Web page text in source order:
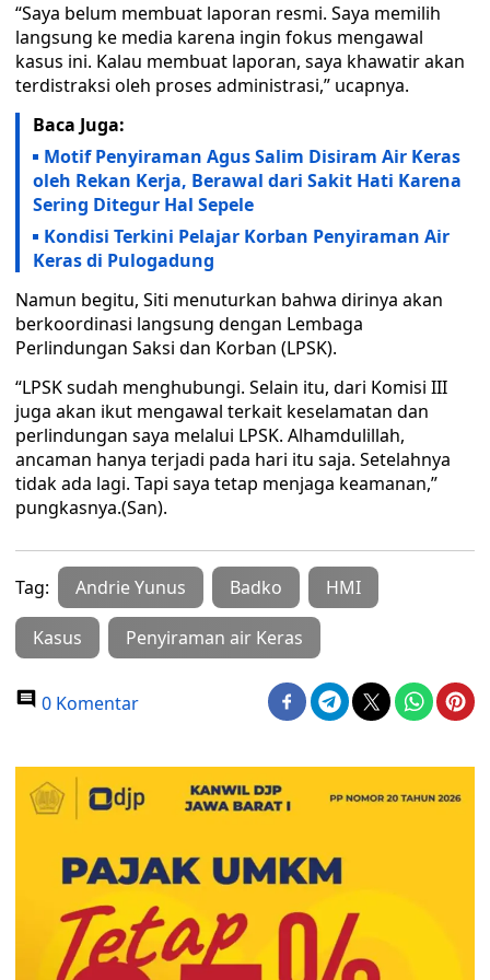
“Saya belum membuat laporan resmi. Saya memilih
langsung ke media karena ingin fokus mengawal
kasus ini. Kalau membuat laporan, saya khawatir akan
terdistraksi oleh proses administrasi,” ucapnya.
Baca Juga:
Motif Penyiraman Agus Salim Disiram Air Keras
oleh Rekan Kerja, Berawal dari Sakit Hati Karena
Sering Ditegur Hal Sepele
Kondisi Terkini Pelajar Korban Penyiraman Air
Keras di Pulogadung
Namun begitu, Siti menuturkan bahwa dirinya akan
berkoordinasi langsung dengan Lembaga
Perlindungan Saksi dan Korban (LPSK).
“LPSK sudah menghubungi. Selain itu, dari Komisi III
juga akan ikut mengawal terkait keselamatan dan
perlindungan saya melalui LPSK. Alhamdulillah,
ancaman hanya terjadi pada hari itu saja. Setelahnya
tidak ada lagi. Tapi saya tetap menjaga keamanan,”
pungkasnya.(San).
Tag: Andrie Yunus Badko HMI
Kasus Penyiraman air Keras
0 Komentar